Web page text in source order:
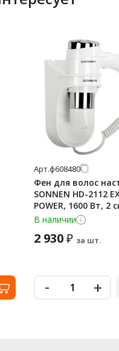
Арт.ф608480
Фен для волос
SONNEN HD-2112
POWER, 1600 Вт, 2
белый/хром, 608480
В наличии
2 930₽ за шт.
- +